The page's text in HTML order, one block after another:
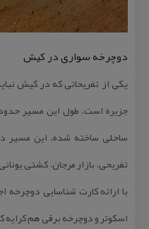
دوچرخه سواری در كیش
یكی از تفریحاتی كه در كیش
ساحلی ساخته شده. این مسیر
تفریحی، بازار مرجان، كشتی
با ارائه كارت شناسایی دوچرخه‌
اسكوتر و دوچرخه برقی هم كرایه